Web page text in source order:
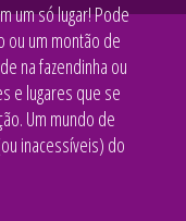
um só lugar! Pode
ou um montão de
na fazendinha ou
e lugares que se
Um mundo de
inacessíveis) do